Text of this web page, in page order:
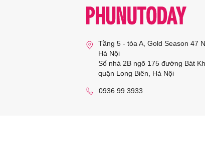
Tầng 5 - tòa A, Gold Season 47
Hà Nội
Số nhà 2B ngõ 175 đường Bát
quận Long Biên, Hà Nội
0936 99 3933